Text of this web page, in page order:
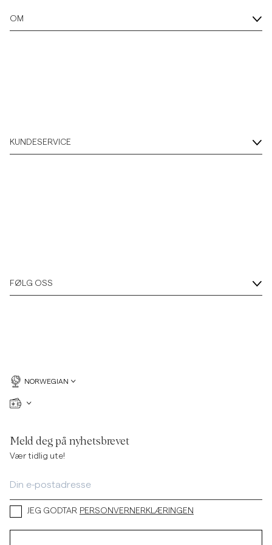
OM
KUNDESERVICE
FØLG OSS
NORWEGIAN
Meld deg på nyhetsbrevet
Vær tidlig ute!
JEG GODTAR PERSONVERNERKLÆRINGEN